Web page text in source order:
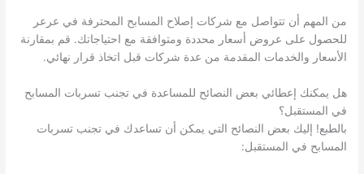
من المهم أن تتواصل مع شركات إصلاح المسابح المحترفة في عرعر
للحصول على عروض أسعار محددة ومتوافقة مع احتياجاتك. قم بمقارنة
الأسعار والخدمات المقدمة من عدة شركات قبل اتخاذ قرار نهائي.
هل يمكنك إعطائي بعض النصائح للمساعدة في تجنب تسربات المسابح
في المستقبل؟
بالطبع! إليك بعض النصائح التي يمكن أن تساعدك في تجنب تسربات
المسابح في المستقبل: